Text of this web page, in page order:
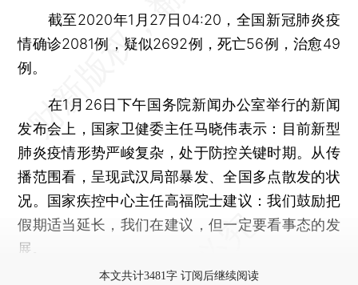
截至2020年1月27日04:20，全国新冠肺炎疫
情确诊2081例，疑似2692例，死亡56例，治愈49
例。
在1月26日下午国务院新闻办公室举行的新闻
发布会上，国家卫健委主任马晓伟表示：目前新型
肺炎疫情形势严峻复杂，处于防控关键时期。从传
播范围看，呈现武汉局部暴发、全国多点散发的状
况。国家疾控中心主任高福院士建议：我们鼓励把
假期适当延长，我们在建议，但一定要看事态的发
展。
本文共计3481字 订阅后继续阅读